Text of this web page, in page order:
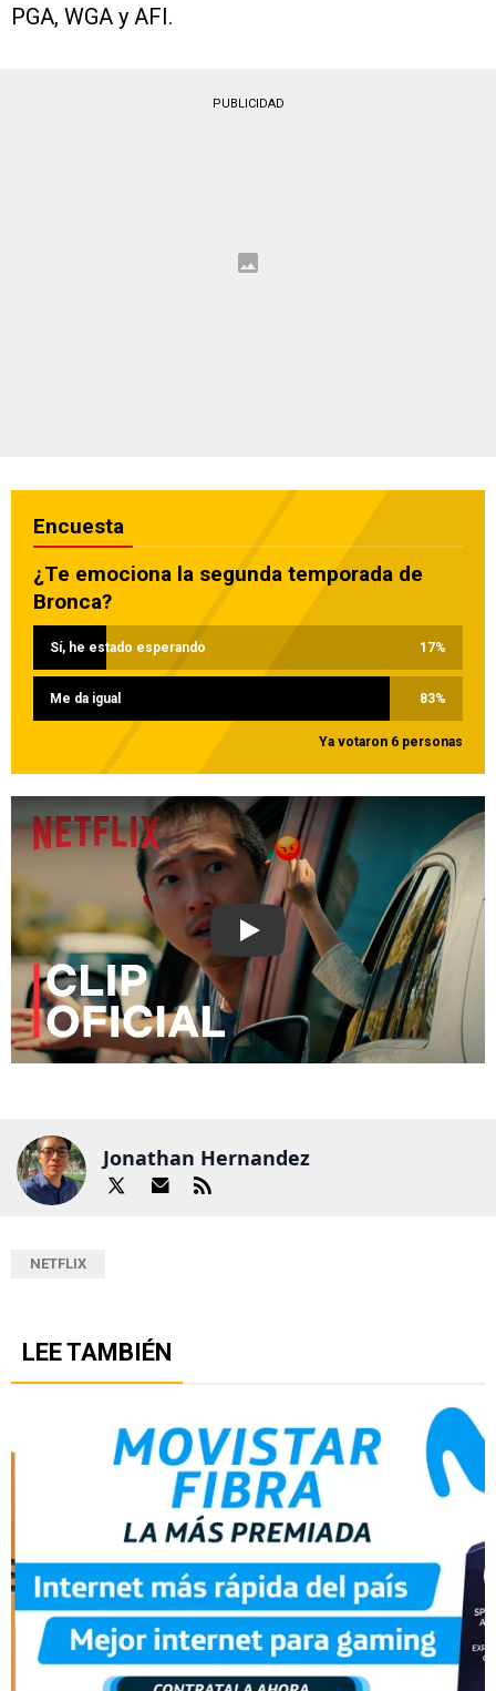
PGA, WGA y AFI.
PUBLICIDAD
Encuesta
¿Te emociona la segunda temporada de
Bronca?
Sí, he estado esperando 17%
Me da igual 83%
Ya votaron 6 personas
Play
Jonathan Hernandez
NETFLIX
LEE TAMBIÉN